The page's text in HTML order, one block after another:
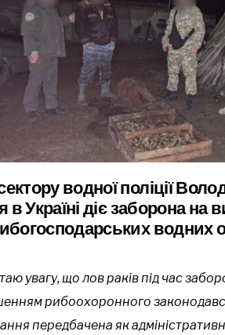
водної поліції
в Україні діє заборона на
водних
увагу, що лов раків під час
рибоохоронного
передбачена як